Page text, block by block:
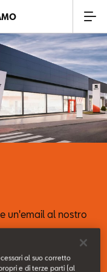
un'email al nostro
al suo corretto
e di terze parti (al